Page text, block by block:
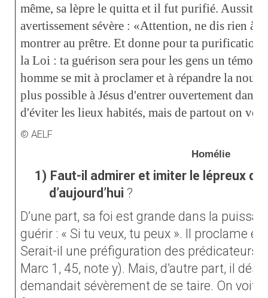
même, sa lèpre le quitta et il fut purifié. Aussitôt
avertissement sévère : «Attention, ne dis rien à
montrer au prêtre. Et donne pour ta purification
la Loi : ta guérison sera pour les gens un
homme se mit à proclamer et à répandre la
plus possible à Jésus d'entrer ouvertement
d'éviter les lieux habités, mais de partout on
© AELF
Homélie
1) Faut-il admirer et imiter le lépreux de
d’aujourd’hui ?
D’une part, sa foi est grande dans la
guérir : « Si tu veux, tu peux ». Il proclame et
Serait-il une préfiguration des prédicateurs
Marc 1, 45, note y). Mais, d’autre part, il
demandait sévèrement de se taire. On voit